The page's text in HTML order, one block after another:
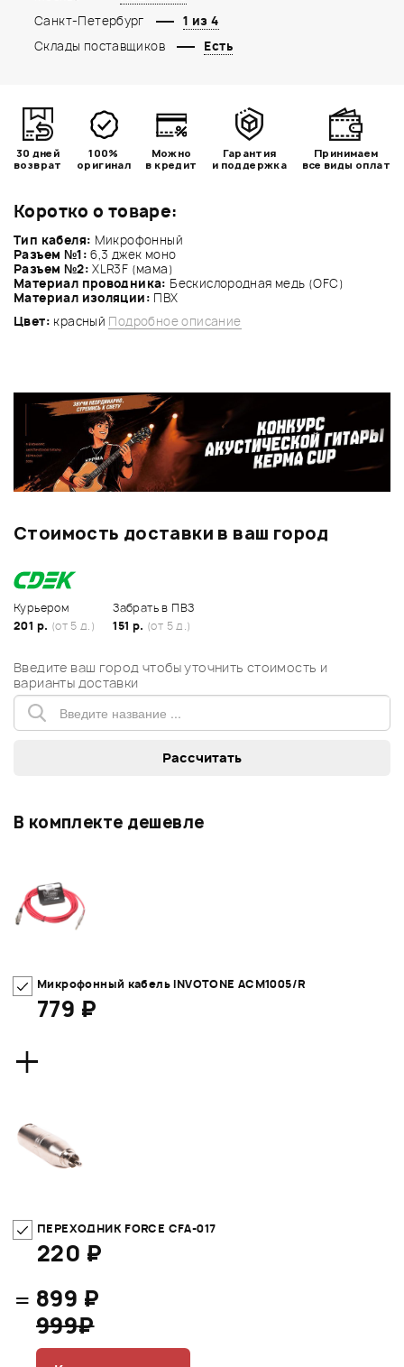
Коротко о товаре:
Тип кабеля: Микрофонный
Разъем №1:6,3 джек моно
Разъем №2: XLR3F (мама)
Материал проводника: Беcкислородная медь (OFC)
Материал изоляции: ПВХ
Цвет: красный Подробное описание
Санкт-Петербург
1 из 4
Склады поставщиков
Есть
30 дней
возврат
100%
оригинал
Можно
в кредит
Гарантия
и поддержка
Принимаем
все виды оплат
Стоимость доставки в ваш город
Курьером
201 р. (от 5 д.)
Забрать в ПВЗ
151 р. (от 5 д.)
Введите ваш город чтобы уточнить стоимость и
варианты доставки
В комплекте дешевле
Микрофонный кабель INVOTONE ACM1005/R
779 ₽
+
ПЕРЕХОДНИК FORCE CFA-017
220 ₽
= 899 ₽
999₽